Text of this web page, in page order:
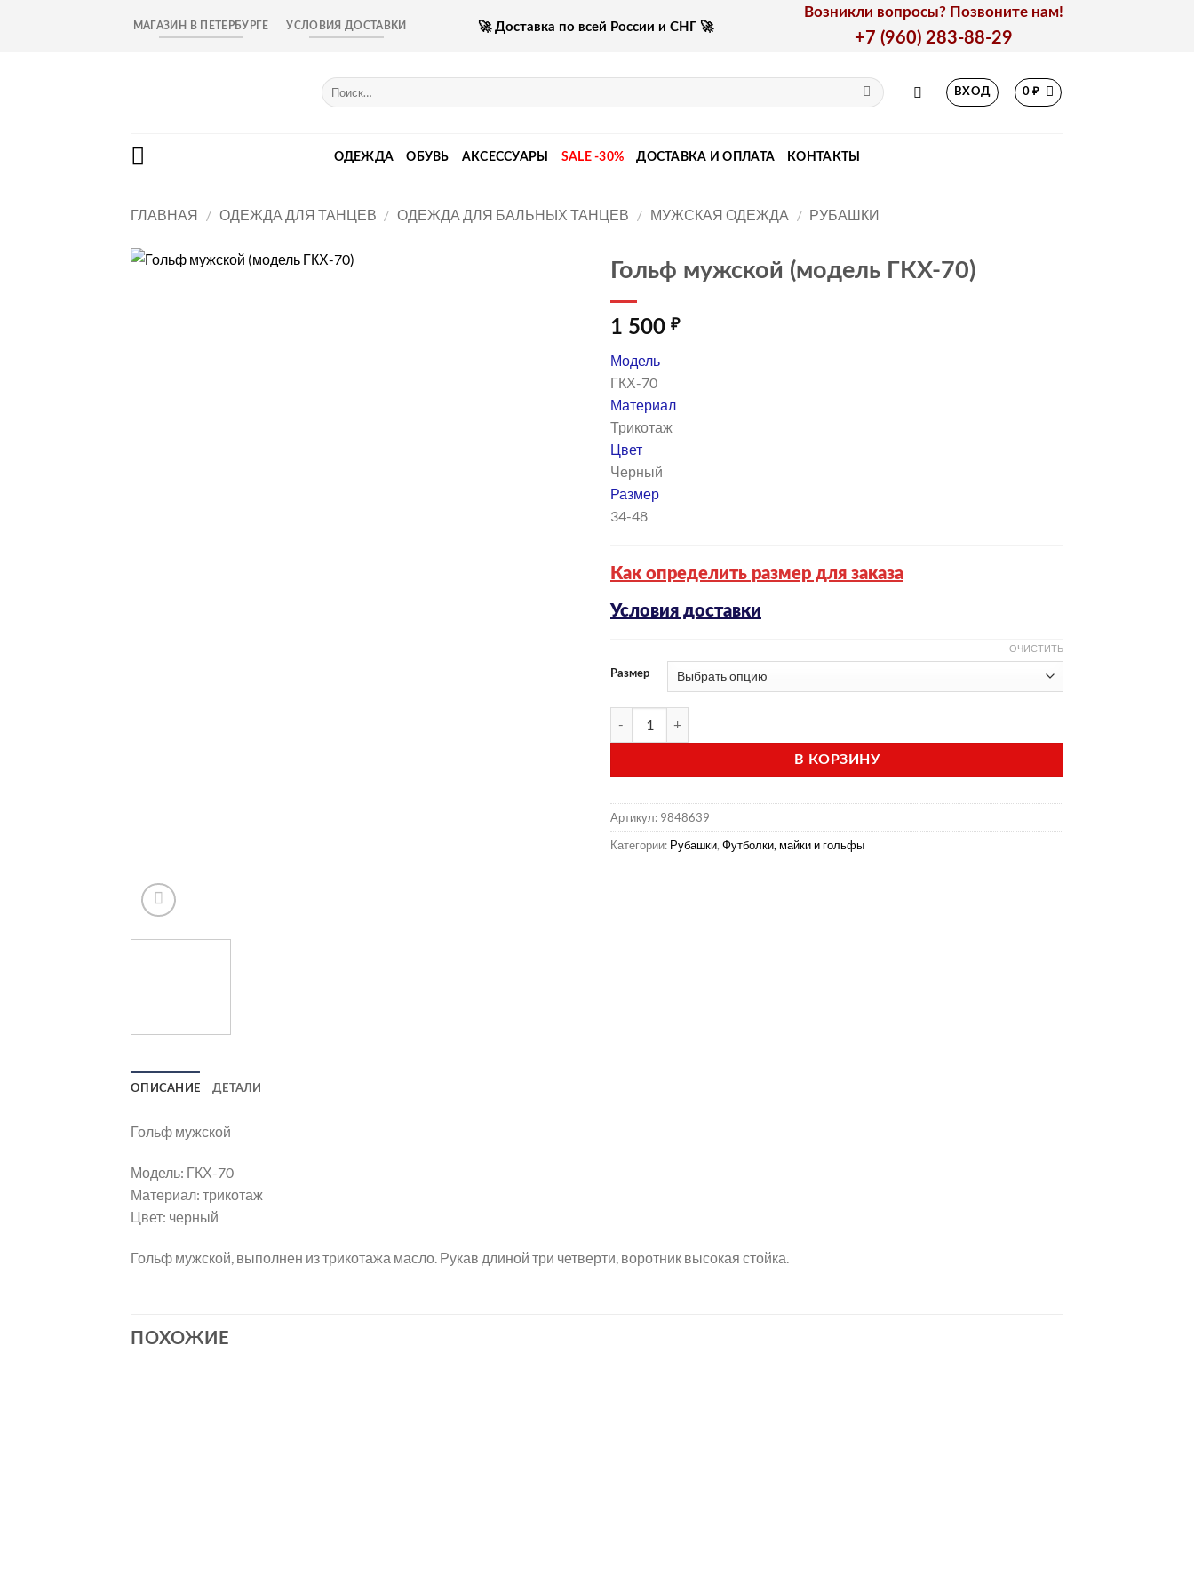
МАГАЗИН В ПЕТЕРБУРГЕ УСЛОВИЯ ДОСТАВКИ 🚀 Доставка по всей России и СНГ 🚀
Возникли вопросы? Позвоните нам!
+7 (960) 283-88-29
Искать:
ВХОД 0₽
ОДЕЖДА ОБУВЬ АКСЕССУАРЫ SALE -30% ДОСТАВКА И ОПЛАТА КОНТАКТЫ
ГЛАВНАЯ / ОДЕЖДА ДЛЯ ТАНЦЕВ / ОДЕЖДА ДЛЯ БАЛЬНЫХ ТАНЦЕВ / МУЖСКАЯ ОДЕЖДА / РУБАШКИ
Гольф мужской (модель ГКХ-70)
1 500 ₽
Модель
ГКХ-70
Материал
Трикотаж
Цвет
Черный
Размер
34-48
Как определить размер для заказа
Условия доставки
Размер
ОЧИСТИТЬ
В КОРЗИНУ
Артикул: 9848639
Категории: Рубашки, Футболки, майки и гольфы
ОПИСАНИЕ ДЕТАЛИ
Гольф мужской
Модель: ГКХ-70
Материал: трикотаж
Цвет: черный
Гольф мужской, выполнен из трикотажа масло. Рукав длиной три четверти, воротник высокая стойка.
ПОХОЖИЕ